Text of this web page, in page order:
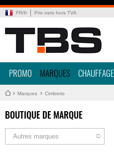
FR/fr Prix nets hors TVA
PROMO MARQUES CHAUFFAGE
Marques Cimberio
BOUTIQUE DE MARQUE
Autres marques